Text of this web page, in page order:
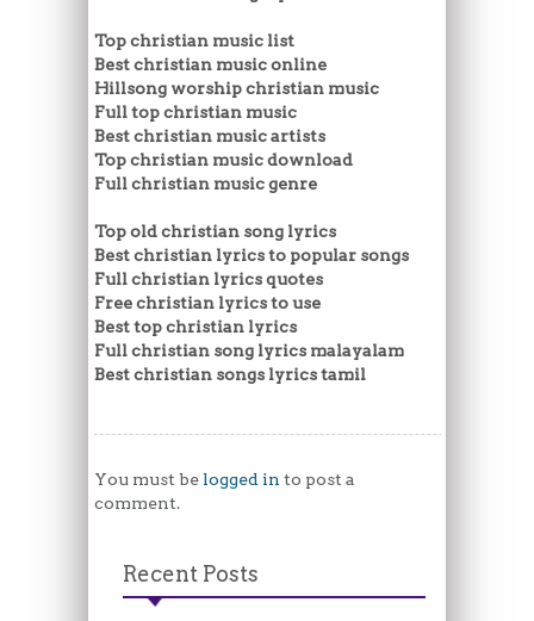
Top christian music list
Best christian music online
Hillsong worship christian music
Full top christian music
Best christian music artists
Top christian music download
Full christian music genre
Top old christian song lyrics
Best christian lyrics to popular songs
Full christian lyrics quotes
Free christian lyrics to use
Best top christian lyrics
Full christian song lyrics malayalam
Best christian songs lyrics tamil
You must be logged in to post a
comment.
Recent Posts